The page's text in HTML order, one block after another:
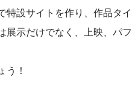
特設サイトを作り、作品タイ
展示だけでなく、上映、パフ
う！